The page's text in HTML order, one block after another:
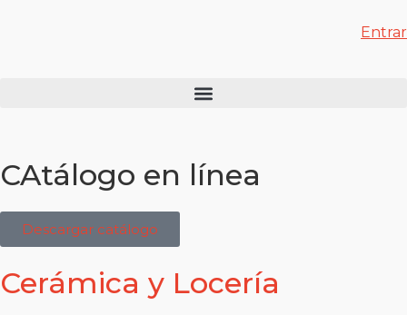
Entrar
CAtálogo en línea
Descargar catálogo
Cerámica y Locería